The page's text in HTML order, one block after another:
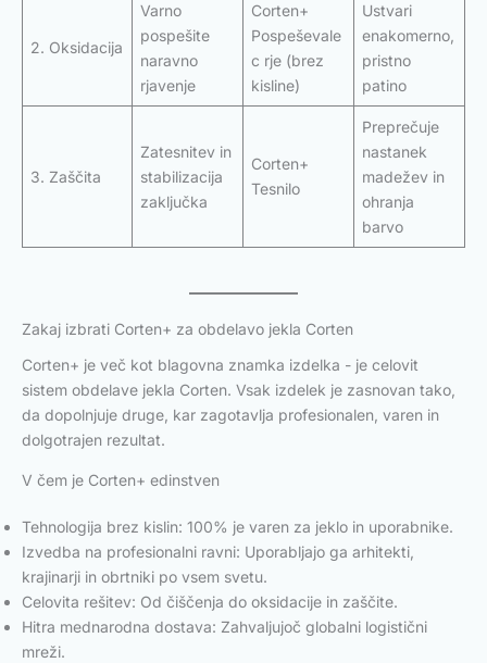
2. Oksidacija
Varno
pospešite
naravno
rjavenje
Corten+
Pospeševale
c rje (brez
kisline)
Ustvari
enakomerno,
pristno
patino
3. Zaščita
Zatesnitev in
stabilizacija
zaključka
Corten+
Tesnilo
Preprečuje
nastanek
madežev in
ohranja
barvo
Zakaj izbrati Corten+ za obdelavo jekla Corten
Corten+ je več kot blagovna znamka izdelka - je celovit
sistem obdelave jekla Corten. Vsak izdelek je zasnovan tako,
da dopolnjuje druge, kar zagotavlja profesionalen, varen in
dolgotrajen rezultat.
V čem je Corten+ edinstven
Tehnologija brez kislin: 100% je varen za jeklo in uporabnike.
Izvedba na profesionalni ravni: Uporabljajo ga arhitekti,
krajinarji in obrtniki po vsem svetu.
Celovita rešitev: Od čiščenja do oksidacije in zaščite.
Hitra mednarodna dostava: Zahvaljujoč globalni logistični
mreži.